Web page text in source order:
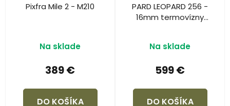
Pixfra Mile 2 - M210
Na sklade
389 €
DO KOŠÍKA
PARD LEOPARD 256 -
16mm termovízny
Na sklade
599 €
DO KOŠÍKA